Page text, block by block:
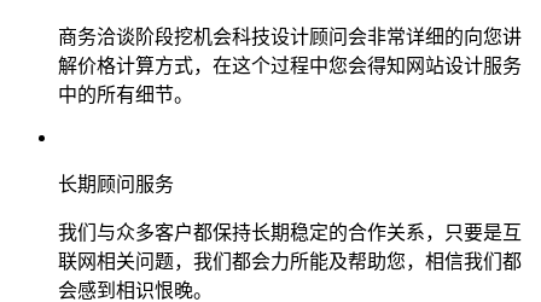
商务洽谈阶段挖机会科技设计顾问会非常详细的向您讲
解价格计算方式，在这个过程中您会得知网站设计服务
中的所有细节。
长期顾问服务
我们与众多客户都保持长期稳定的合作关系，只要是互
联网相关问题，我们都会力所能及帮助您，相信我们都
会感到相识恨晚。